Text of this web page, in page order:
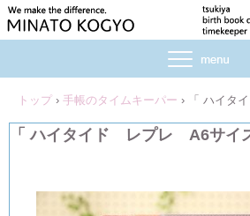
トップ › 手帳のタイムキーパー › 「 ハイタ
「 ハイタイド レプレ A6サイ